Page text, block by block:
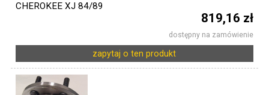
CHEROKEE XJ 84/89
819,16 zł
dostępny na zamówienie
zapytaj o ten produkt